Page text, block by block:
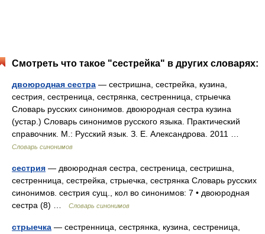
Смотреть что такое "сестрейка" в других словарях:
двоюродная сестра — сестришна, сестрейка, кузина,
сестрия, сестреница, сестрянка, сестренница, стрыечка
Словарь русских синонимов. двоюродная сестра кузина
(устар.) Словарь синонимов русского языка. Практический
справочник. М.: Русский язык. З. Е. Александрова. 2011 …
Словарь синонимов
сестрия — двоюродная сестра, сестреница, сестришна,
сестренница, сестрейка, стрыечка, сестрянка Словарь русских
синонимов. сестрия сущ., кол во синонимов: 7 • двоюродная
сестра (8) …
Словарь синонимов
стрыечка — сестренница, сестрянка, кузина, сестреница,